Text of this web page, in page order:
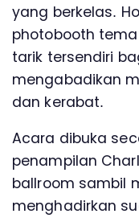
yang berkelas.
photobooth
tarik tersendiri
mengabadikan
dan kerabat.
Acara dibuka
penampilan
ballroom sambil
menghadirkan